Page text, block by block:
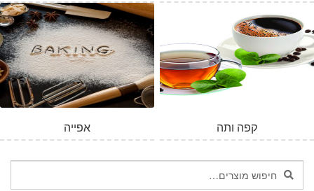
אפייה קפה ותה
חיפוש
עבור:
חיפוש